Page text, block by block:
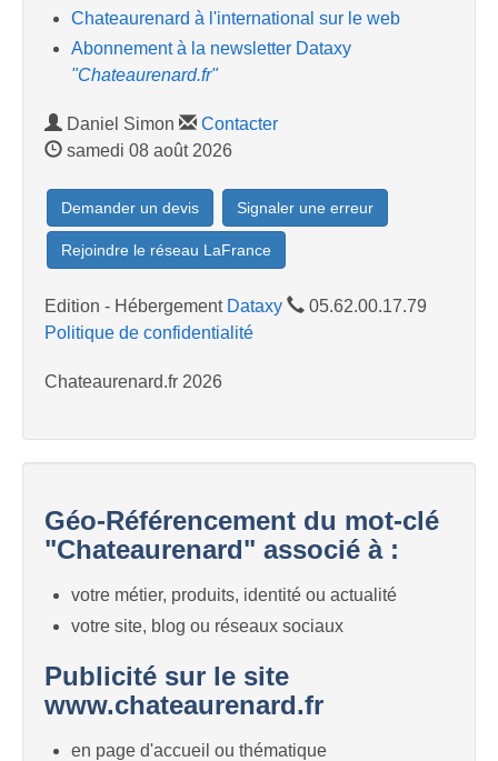
Chateaurenard à l'international sur le web
Abonnement à la newsletter Dataxy
"Chateaurenard.fr"
Daniel Simon
Contacter
samedi 08 août 2026
Demander un devis Signaler une erreur
Rejoindre le réseau LaFrance
Edition - Hébergement Dataxy
05.62.00.17.79
Politique de confidentialité
Chateaurenard.fr 2026
Géo-Référencement du mot-clé
"Chateaurenard" associé à :
votre métier, produits, identité ou actualité
votre site, blog ou réseaux sociaux
Publicité sur le site
www.chateaurenard.fr
en page d'accueil ou thématique